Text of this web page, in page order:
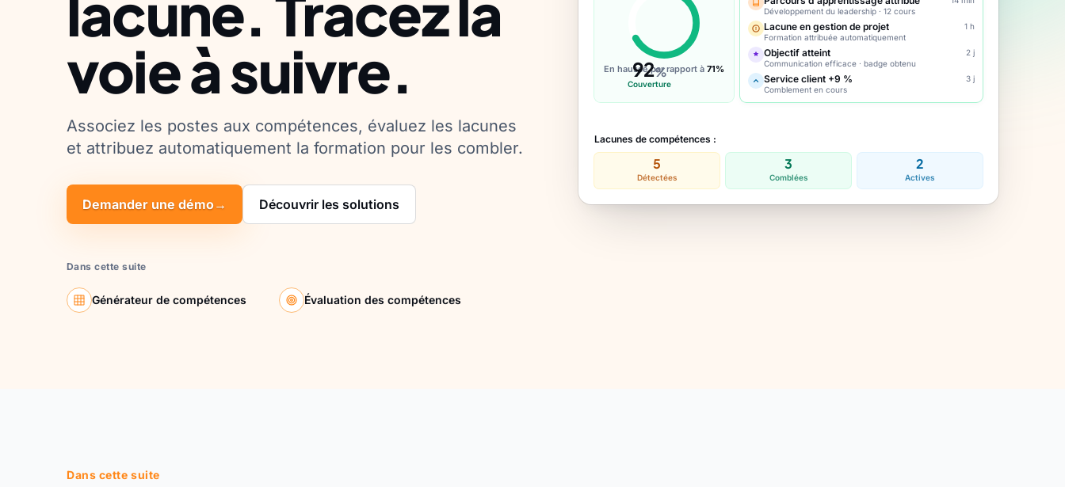
voie à suivre.
Associez les postes aux compétences, évaluez les lacunes
et attribuez automatiquement la formation pour les combler.
Demander une démo→ Découvrir les solutions
Dans cette suite
Générateur de compétences Évaluation des compétences
92%
Couverture
En hausse par rapport à71%
Développement du leadership · 12 cours
Lacune en gestion de projet
Formation attribuée automatiquement
1 h
Objectif atteint
Communication efficace · badge obtenu
2 j
Service client +9 %
Comblement en cours
3 j
Lacunes de compétences :
5
Détectées
3
Comblées
2
Actives
Dans cette suite